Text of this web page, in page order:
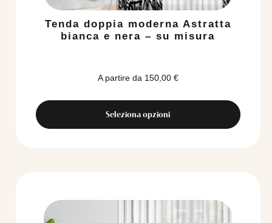
Tenda doppia moderna Astratta
bianca e nera – su misura
A partire da 150,00 €
Seleziona opzioni